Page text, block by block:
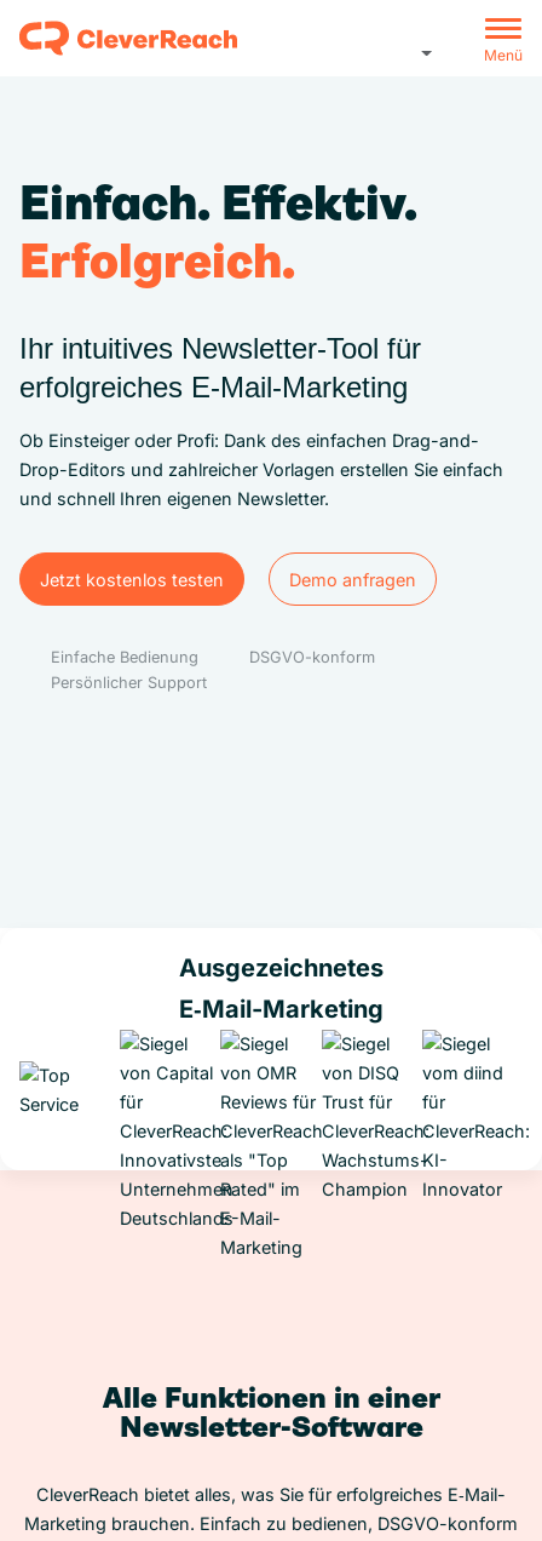
Menü
Einfach. Effektiv.
Erfolgreich.
Ihr intuitives Newsletter-Tool für
erfolgreiches E‑Mail‑Marketing
Ob Einsteiger oder Profi: Dank des einfachen Drag-and-
Drop-Editors und zahlreicher Vorlagen erstellen Sie einfach
und schnell Ihren eigenen Newsletter.
Jetzt kostenlos testen
Jetzt kostenlos testen
Demo anfragen
Demo anfragen
Einfache Bedienung
DSGVO-konform
Persönlicher Support
Ausgezeichnetes
E‑Mail-Marketing
Alle Funktionen in einer
Newsletter-Software
CleverReach bietet alles, was Sie für erfolgreiches E‑Mail-
Marketing brauchen. Einfach zu bedienen, DSGVO-konform